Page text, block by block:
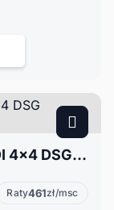
Volkswagen Tiguan I 2.0 VW TDI 4x4 DSG FullSerwis bezwypadkowy
Raty461zł/msc